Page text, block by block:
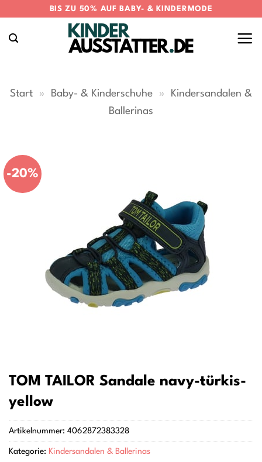
springen
BIS ZU 50% AUF BABY- & KINDERMODE
Start » Baby- & Kinderschuhe »
Kindersandalen &
Ballerinas
-20%
TOM TAILOR Sandale navy-türkis-
yellow
Artikelnummer: 4062872383328
Kategorie: Kindersandalen & Ballerinas